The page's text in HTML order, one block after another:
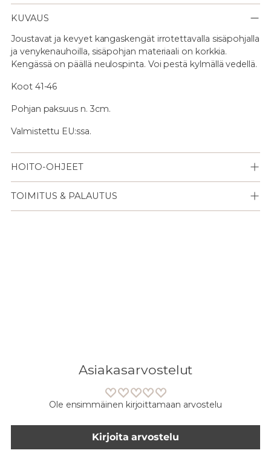
KUVAUS
Joustavat ja kevyet kangaskengät irrotettavalla sisäpohjalla
ja venykenauhoilla, sisäpohjan materiaali on korkkia.
Kengässä on päällä neulospinta. Voi pestä kylmällä vedellä.
Koot 41-46
Pohjan paksuus n. 3cm.
Valmistettu EU:ssa.
HOITO-OHJEET
TOIMITUS & PALAUTUS
Asiakasarvostelut
Ole ensimmäinen kirjoittamaan arvostelu
Kirjoita arvostelu